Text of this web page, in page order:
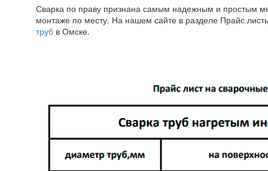
Сварка по праву признана самым надежным и простым
монтаже по месту. На нашем сайте в разделе Прайс
труб в Омске.